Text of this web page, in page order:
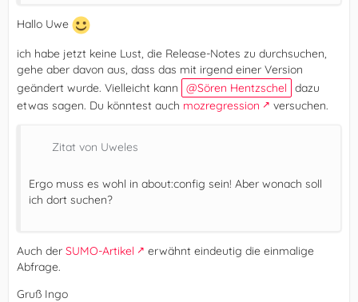
Hallo Uwe
ich habe jetzt keine Lust, die Release-Notes zu durchsuchen,
gehe aber davon aus, dass das mit irgend einer Version
geändert wurde. Vielleicht kann
Sören Hentzschel
dazu
etwas sagen. Du könntest auch mozregression versuchen.
Zitat von Uweles
Ergo muss es wohl in about:config sein! Aber wonach soll
ich dort suchen?
Auch der SUMO-Artikel
erwähnt eindeutig die einmalige
Abfrage.
Gruß Ingo